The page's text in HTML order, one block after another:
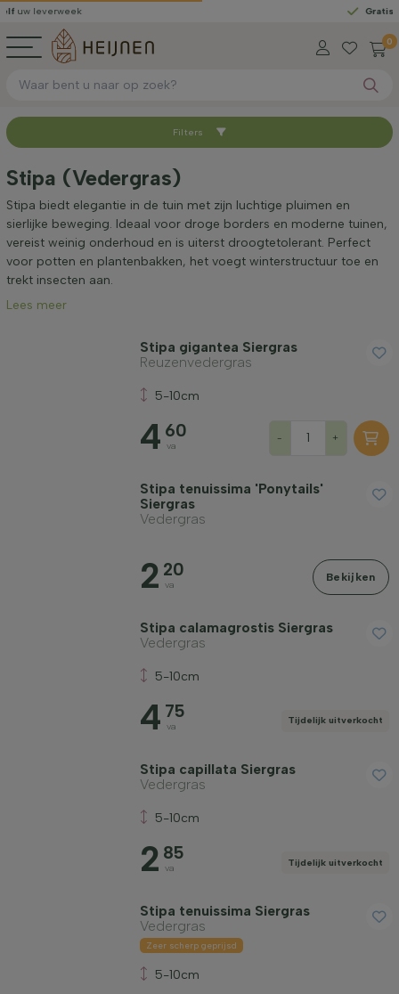
Gratis geleverd
0
Sorteer op
Beschikbaar
Hoogte bij levering (cm)
Volwassen hoogte (cm)
Filters
Stipa (Vedergras)
Stipa biedt elegantie in de tuin met zijn luchtige pluimen en
sierlijke beweging. Ideaal voor droge borders en moderne tuinen,
vereist weinig onderhoud en is uiterst droogtetolerant. Perfect
voor potten en plantenbakken, het voegt winterstructuur toe en
trekt insecten aan.
Lees meer
Stipa gigantea Siergras
Reuzenvedergras
5-10cm
4 60
va
- +
Stipa tenuissima 'Ponytails'
Siergras
Vedergras
2 20
va
Bekijken
Stipa calamagrostis Siergras
Vedergras
5-10cm
4 75
va
Tijdelijk uitverkocht
Stipa capillata Siergras
Vedergras
5-10cm
2 85
va
Tijdelijk uitverkocht
Stipa tenuissima Siergras
Vedergras
Zeer scherp geprijsd
5-10cm